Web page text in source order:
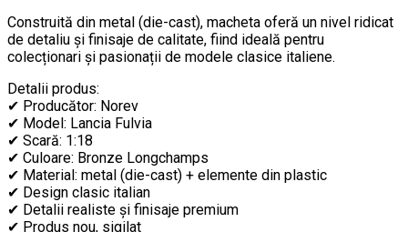
Construită din metal (die-cast), macheta oferă un nivel ridicat
de detaliu și finisaje de calitate, fiind ideală pentru
colecționari și pasionații de modele clasice italiene.
Detalii produs:
✔ Producător: Norev
✔ Model: Lancia Fulvia
✔ Scară: 1:18
✔ Culoare: Bronze Longchamps
✔ Material: metal (die-cast) + elemente din plastic
✔ Design clasic italian
✔ Detalii realiste și finisaje premium
✔ Produs nou, sigilat